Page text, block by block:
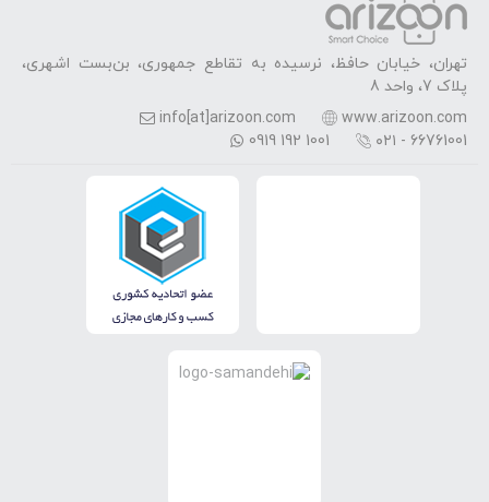
تهران، خیابان حافظ، نرسیده به تقاطع جمهوری، بن‌بست اشهری،
پلاک 7، واحد 8
www.arizoon.com
info[at]arizoon.com
۰۲۱ - 66761001
0919 192 1001